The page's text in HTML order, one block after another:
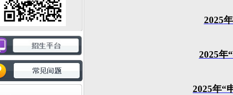
2025
2025年
2025年“